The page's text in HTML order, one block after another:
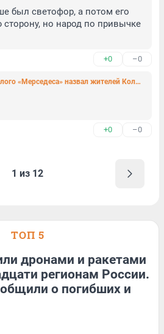
был светофор, а потом его
сторону, но народ по привычке
+0 –0
Спутник блондинки из белого «Мерседеса» назвал жителей Коломяг нищебродами и уехал кайфовать
+0 –0
1 из 12
ТОП 5
дронами и ракетами
регионам России.
о погибших и